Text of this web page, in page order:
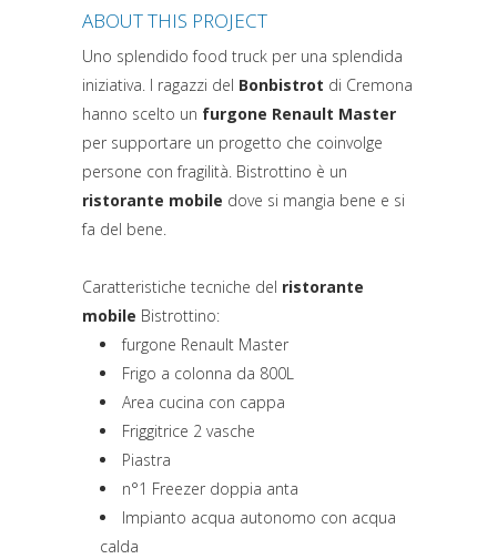
ABOUT THIS PROJECT
Uno splendido food truck per una splendida
iniziativa. I ragazzi del Bonbistrot di Cremona
hanno scelto un furgone Renault Master
per supportare un progetto che coinvolge
persone con fragilità. Bistrottino è un
ristorante mobile dove si mangia bene e si
fa del bene.
Caratteristiche tecniche del ristorante
mobile Bistrottino:
furgone Renault Master
Frigo a colonna da 800L
Area cucina con cappa
Friggitrice 2 vasche
Piastra
n°1 Freezer doppia anta
Impianto acqua autonomo con acqua
calda